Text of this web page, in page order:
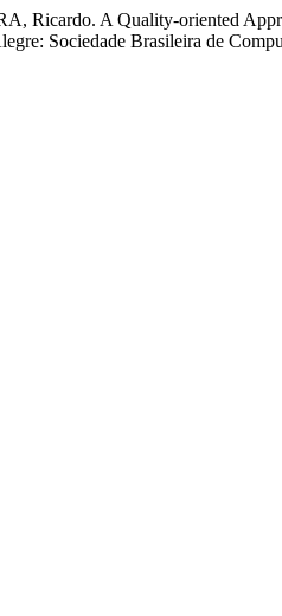
Ricardo. A Quality-oriented
Sociedade Brasileira de